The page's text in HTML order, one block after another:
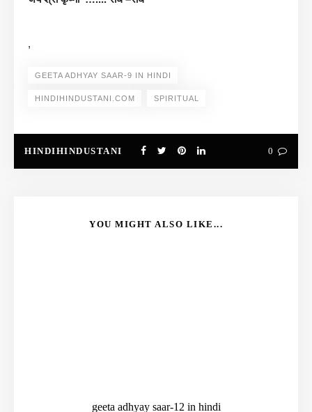
,
GEETA ADHYAY SAAR-9 IN HINDI
HINDIHINDUSTANI.COM SPIRITUAL
HINDIHINDUSTANI 0
YOU MIGHT ALSO LIKE...
geeta adhyay saar-12 in hindi